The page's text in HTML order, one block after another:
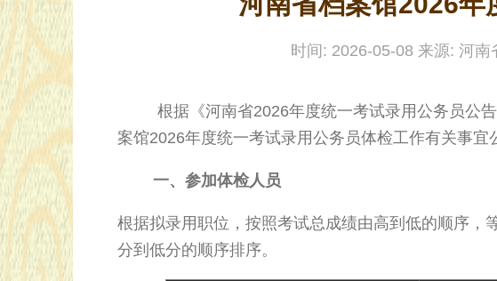
时间: 2026-05-08 来源: 河南
根据《河南省2026年度统一考试录用公务员公告
案馆2026年度统一考试录用公务员体检工作有关事宜
一、参加体检人员
根据拟录用职位，按照考试总成绩由高到低的顺序，
分到低分的顺序排序。